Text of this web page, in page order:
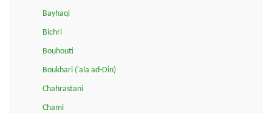
Bayhaqi
Bichri
Bouhouti
Boukhari ('ala ad-Din)
Chahrastani
Chami